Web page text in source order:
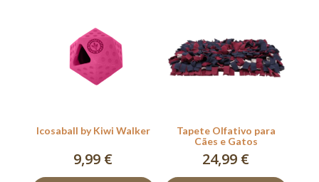
Icosaball by Kiwi Walker
9,99 €
Tapete Olfativo para
Cães e Gatos
24,99 €